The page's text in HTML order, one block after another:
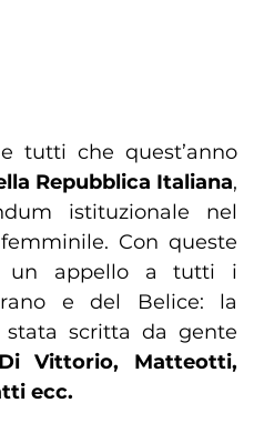
tutti che quest’anno
Repubblica Italiana,
istituzionale nel
Con queste
un appello a tutti i
e del Belice: la
stata scritta da gente
Vittorio, Matteotti,
ecc.